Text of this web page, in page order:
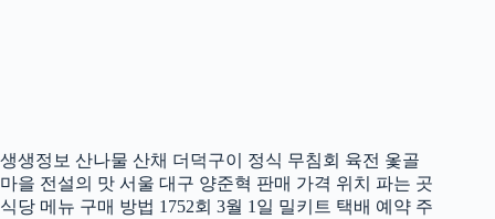
생생정보 산나물 산채 더덕구이 정식 무침회 육전 옻골
마을 전설의 맛 서울 대구 양준혁 판매 가격 위치 파는 곳
식당 메뉴 구매 방법 1752회 3월 1일 밀키트 택배 예약 주